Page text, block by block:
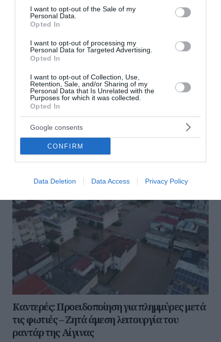
consent section.
I want to opt-out of the Sale of my
Personal Data.
Opted In
I want to opt-out of processing my
Personal Data for Targeted Advertising.
Opted In
I want to opt-out of Collection, Use,
Retention, Sale, and/or Sharing of my
Personal Data that Is Unrelated with the
Purposes for which it was collected.
Opted In
Google consents
CONFIRM
Data Deletion Data Access Privacy Policy
Σήμερα, Παρασκευή 7 Αυγούστου, γιορτάζουν οι:
Αστέριος, Αστέρης, Αστρινός, Αστερινός, Αστρινή,
Αστέρω, Αστερία, Αστρούλα, Αστερινή Νικάνωρ,
Νικάνορας
07 Αυγούστου 2026
Καντερές: Προειδοποίηση για πλημμύρες μετά
τις φωτιές – Ζητά άμεση λειτουργία του
ραντάρ της Αίγινας